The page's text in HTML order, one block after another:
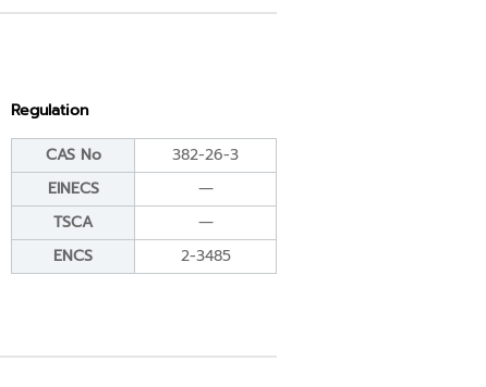
Regulation
CAS No
382-26-3
EINECS
―
TSCA
―
ENCS
2-3485